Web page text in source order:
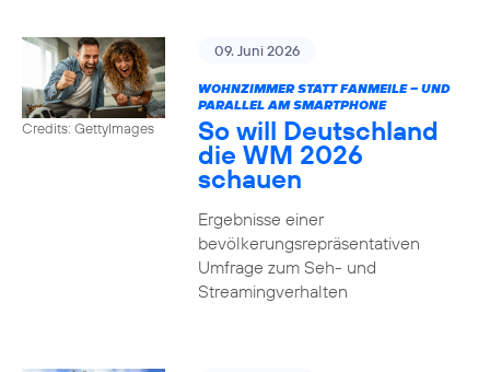
Credits: GettyImages
09. Juni 2026
WOHNZIMMER STATT FANMEILE – UND
PARALLEL AM SMARTPHONE
So will Deutschland
die WM 2026
schauen
Ergebnisse einer
bevölkerungsrepräsentativen
Umfrage zum Seh- und
Streamingverhalten